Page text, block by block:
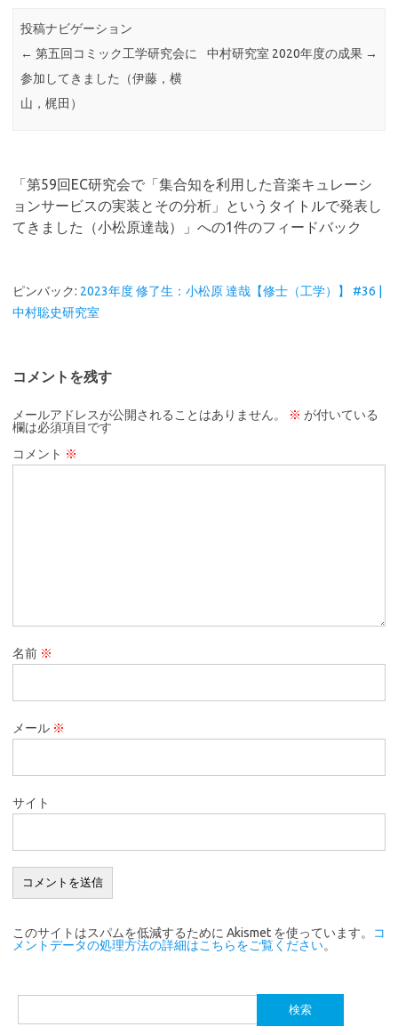
投稿ナビゲーション
← 第五回コミック工学研究会に
参加してきました（伊藤，横
山，梶田）
中村研究室 2020年度の成果 →
「第59回EC研究会で「集合知を利用した音楽キュレーシ
ョンサービスの実装とその分析」というタイトルで発表し
てきました（小松原達哉）
」への1件のフィードバック
ピンバック: 2023年度 修了生：小松原 達哉【修士（工学）】 #36 |
中村聡史研究室
コメントを残す
メールアドレスが公開されることはありません。 ※ が付いている
欄は必須項目です
コメント ※
名前 ※
メール ※
サイト
このサイトはスパムを低減するために Akismet を使っています。
コ
メントデータの処理方法の詳細はこちらをご覧ください。
索: